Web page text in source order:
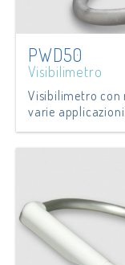
PWD50
Visibilimetro
Visibilimetro con
varie applicazioni.